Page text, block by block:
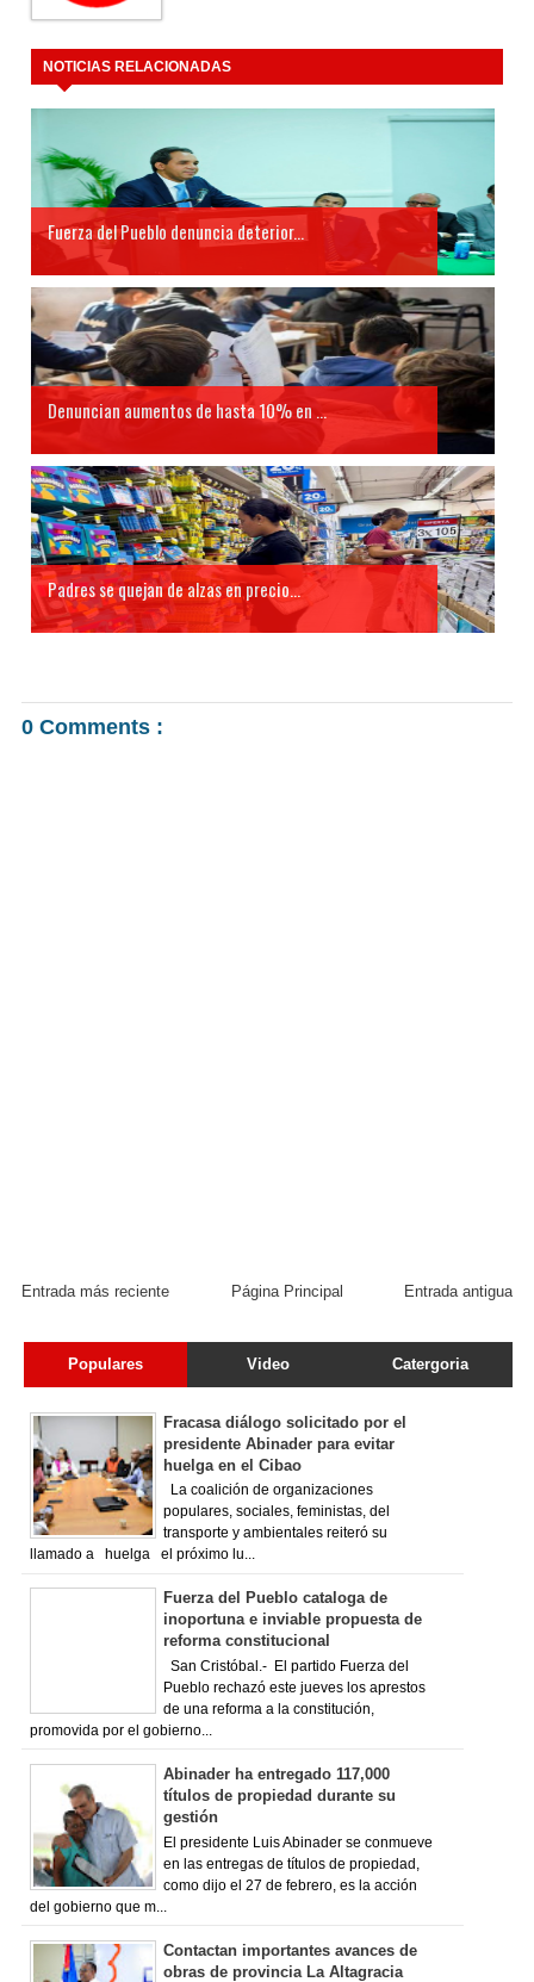
NOTICIAS RELACIONADAS
Fuerza del Pueblo denuncia deterior...
Denuncian aumentos de hasta 10% en ...
Padres se quejan de alzas en precio...
0 Comments :
Entrada más reciente Entrada antigua
Página Principal
Populares Video Catergoria
Fracasa diálogo solicitado por el
presidente Abinader para evitar
huelga en el Cibao
La coalición de organizaciones
populares, sociales, feministas, del
transporte y ambientales reiteró su
llamado a huelga el próximo lu...
Fuerza del Pueblo cataloga de
inoportuna e inviable propuesta de
reforma constitucional
San Cristóbal.- El partido Fuerza del
Pueblo rechazó este jueves los aprestos
de una reforma a la constitución,
promovida por el gobierno...
Abinader ha entregado 117,000
títulos de propiedad durante su
gestión
El presidente Luis Abinader se conmueve
en las entregas de títulos de propiedad,
como dijo el 27 de febrero, es la acción
del gobierno que m...
Contactan importantes avances de
obras de provincia La Altagracia